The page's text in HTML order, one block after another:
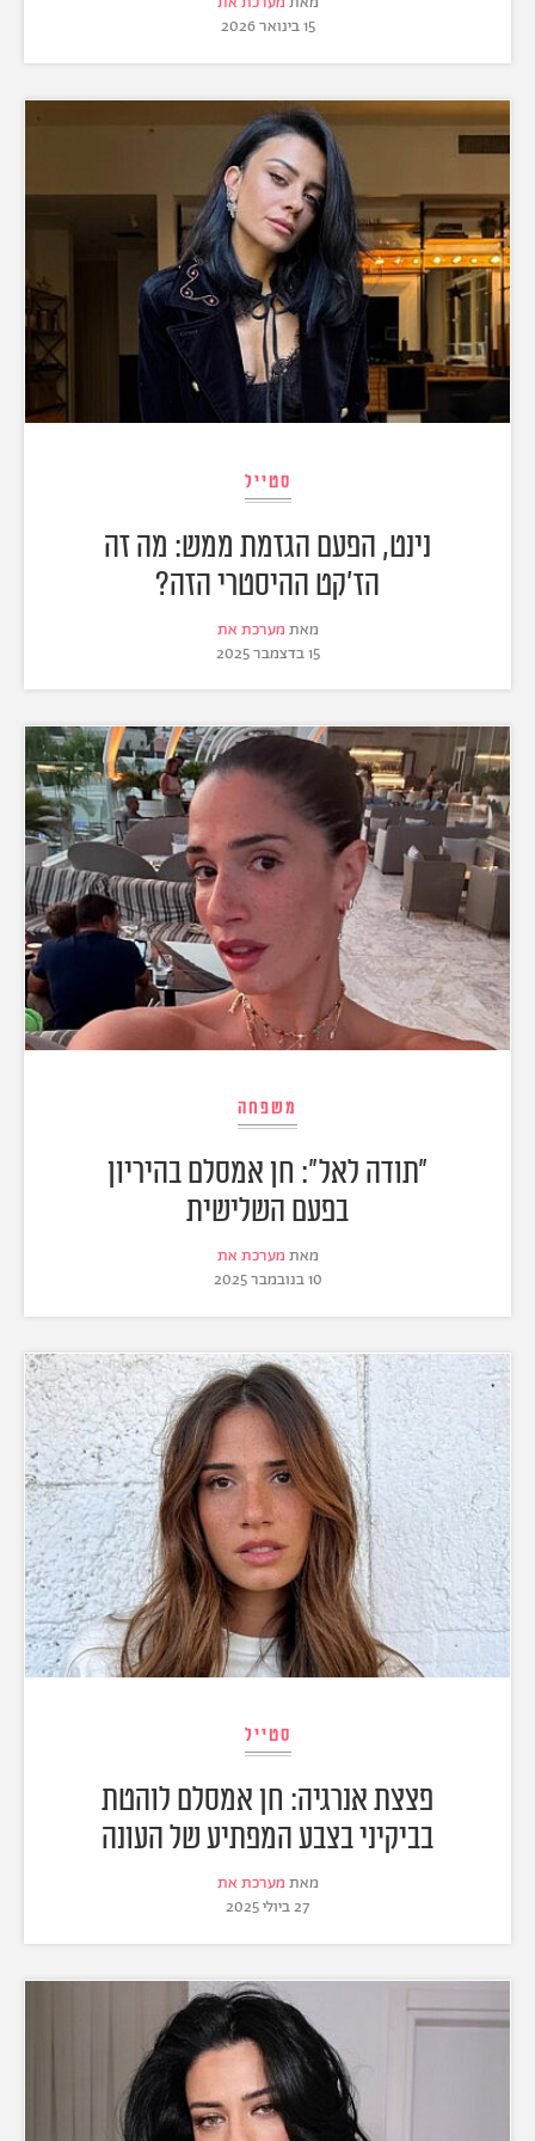
15 בינואר 2026
סטייל
נינט, הפעם הגזמת ממש: מה זה
הז'קט ההיסטרי הזה?
מאת מערכת את
15 בדצמבר 2025
משפחה
"תודה לאל": חן אמסלם בהיריון
בפעם השלישית
מאת מערכת את
10 בנובמבר 2025
סטייל
פצצת אנרגיה: חן אמסלם לוהטת
בביקיני בצבע המפתיע של העונה
מאת מערכת את
27 ביולי 2025